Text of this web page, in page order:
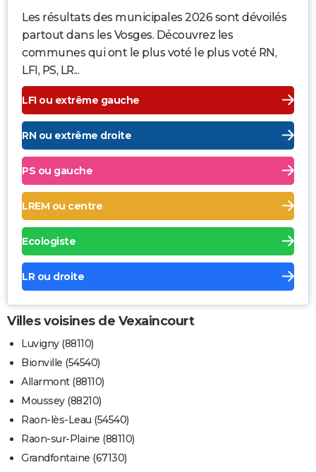
Les résultats des municipales 2026 sont dévoilés
partout dans les Vosges. Découvrez les
communes qui ont le plus voté le plus voté RN,
LFI, PS, LR...
LFI ou extrême gauche
RN ou extrême droite
PS ou gauche
LREM ou centre
Ecologiste
LR ou droite
Villes voisines de Vexaincourt
Luvigny (88110)
Bionville (54540)
Allarmont (88110)
Moussey (88210)
Raon-lès-Leau (54540)
Raon-sur-Plaine (88110)
Grandfontaine (67130)